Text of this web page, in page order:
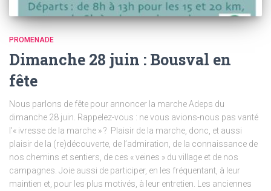
PROMENADE
Dimanche 28 juin : Bousval en
fête
Nous parlons de fête pour annoncer la marche Adeps du
dimanche 28 juin. Rappelez-vous : ne vous avions-nous pas vanté
l’« ivresse de la marche » ? Plaisir de la marche, donc, et aussi
plaisir de la (re)découverte, de l’admiration, de la connaissance de
nos chemins et sentiers, de ces « veines » du village et de nos
campagnes. Joie aussi de participer, en les fréquentant, à leur
maintien et, pour les plus motivés, à leur entretien. Les anciennes